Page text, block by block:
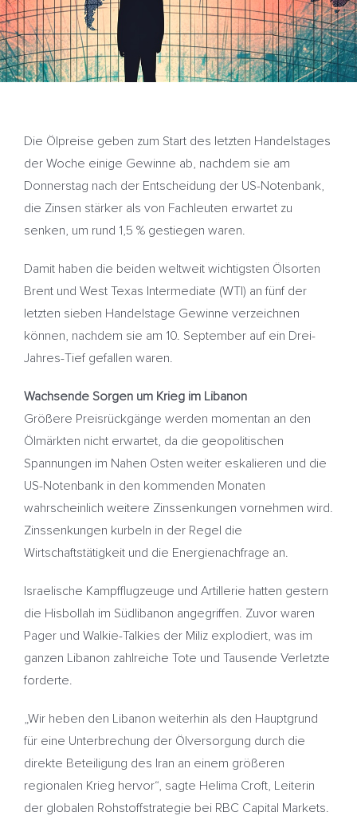
Die Ölpreise geben zum Start des letzten Handelstages
der Woche einige Gewinne ab, nachdem sie am
Donnerstag nach der Entscheidung der US-Notenbank,
die Zinsen stärker als von Fachleuten erwartet zu
senken, um rund 1,5 % gestiegen waren.
Damit haben die beiden weltweit wichtigsten Ölsorten
Brent und West Texas Intermediate (WTI) an fünf der
letzten sieben Handelstage Gewinne verzeichnen
können, nachdem sie am 10. September auf ein Drei-
Jahres-Tief gefallen waren.
Wachsende Sorgen um Krieg im Libanon
Größere Preisrückgänge werden momentan an den
Ölmärkten nicht erwartet, da die geopolitischen
Spannungen im Nahen Osten weiter eskalieren und die
US-Notenbank in den kommenden Monaten
wahrscheinlich weitere Zinssenkungen vornehmen wird.
Zinssenkungen kurbeln in der Regel die
Wirtschaftstätigkeit und die Energienachfrage an.
Israelische Kampfflugzeuge und Artillerie hatten gestern
die Hisbollah im Südlibanon angegriffen. Zuvor waren
Pager und Walkie-Talkies der Miliz explodiert, was im
ganzen Libanon zahlreiche Tote und Tausende Verletzte
forderte.
„Wir heben den Libanon weiterhin als den Hauptgrund
für eine Unterbrechung der Ölversorgung durch die
direkte Beteiligung des Iran an einem größeren
regionalen Krieg hervor“, sagte Helima Croft, Leiterin
der globalen Rohstoffstrategie bei RBC Capital Markets.